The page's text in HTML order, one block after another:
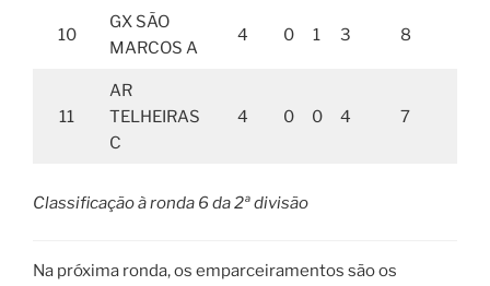
10
GX SÃO
MARCOS A
4 0 1 3 8
11
AR
TELHEIRAS
C
4 0 0 4 7
Classificação à ronda 6 da 2ª divisão
Na próxima ronda, os emparceiramentos são os